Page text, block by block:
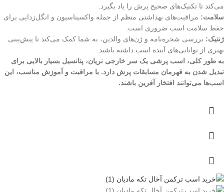
می‌کند تا تکنیک‌های صحیح پرش را یاد بگیرد.
سلامت: مراقبت‌های بهداشتی منظم از جمله واکسیناسیون و انگل‌زدایی برای
حفظ سلامت اسب ضروری است.
ژنتیک: بررسی شجره‌نامه و ژن‌های والدین، به شما کمک می‌کند تا پیش‌بینی
بهتری از توانایی‌های آینده اسب داشته باشید.
به طور کلی، اسب پرشی یک سر خارجی نریان، پتانسیل بسیار بالایی برای
تبدیل شدن به قهرمان مسابقات پرش دارد. با مراقبت و آموزش مناسب، این
اسب‌ها می‌توانند افتخار آفرین باشند.